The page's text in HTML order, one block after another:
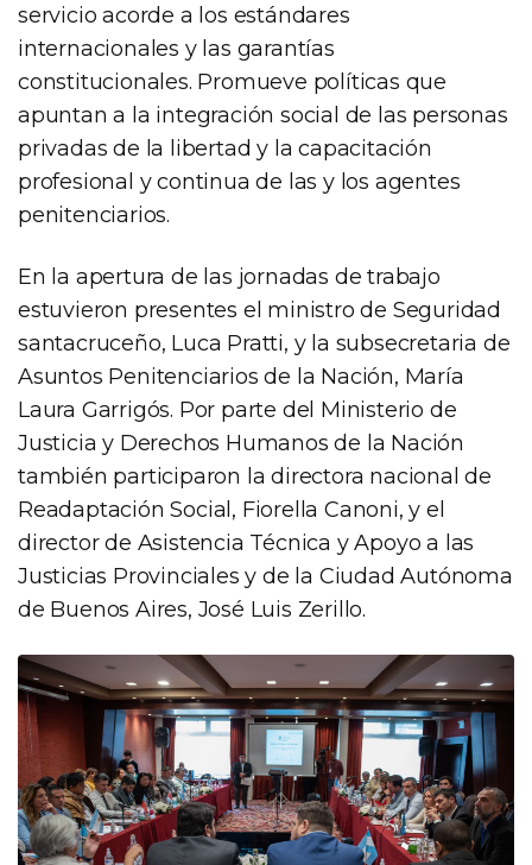
servicio acorde a los estándares
internacionales y las garantías
constitucionales. Promueve políticas que
apuntan a la integración social de las personas
privadas de la libertad y la capacitación
profesional y continua de las y los agentes
penitenciarios.
En la apertura de las jornadas de trabajo
estuvieron presentes el ministro de Seguridad
santacruceño, Luca Pratti, y la subsecretaria de
Asuntos Penitenciarios de la Nación, María
Laura Garrigós. Por parte del Ministerio de
Justicia y Derechos Humanos de la Nación
también participaron la directora nacional de
Readaptación Social, Fiorella Canoni, y el
director de Asistencia Técnica y Apoyo a las
Justicias Provinciales y de la Ciudad Autónoma
de Buenos Aires, José Luis Zerillo.